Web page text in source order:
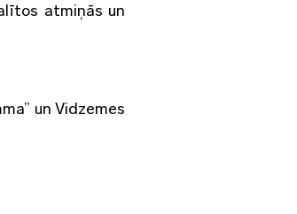
atmiņās un
un Vidzemes